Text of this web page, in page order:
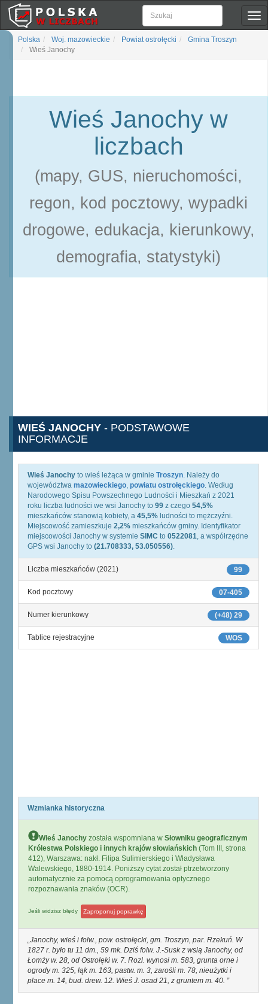
Polska Woj. mazowieckie Powiat ostrołęcki
Gmina Troszyn
Wieś Janochy
Wieś Janochy w
liczbach
(mapy, GUS, nieruchomości,
regon, kod pocztowy, wypadki
drogowe, edukacja, kierunkowy,
demografia, statystyki)
WIEŚ JANOCHY - PODSTAWOWE
INFORMACJE
Wieś Janochy to wieś leżąca w gminie Troszyn. Należy do
województwa mazowieckiego, powiatu ostrołęckiego. Według
Narodowego Spisu Powszechnego Ludności i Mieszkań z 2021
roku liczba ludności we wsi Janochy to 99 z czego 54,5%
mieszkańców stanowią kobiety, a 45,5% ludności to mężczyźni.
Miejscowość zamieszkuje 2,2% mieszkańców gminy. Identyfikator
miejscowości Janochy w systemie SIMC to 0522081, a współrzędne
GPS wsi Janochy to (21.708333, 53.050556).
99
Liczba mieszkańców (2021)
07-405
Kod pocztowy
(+48) 29
Numer kierunkowy
WOS
Tablice rejestracyjne
Wzmianka historyczna
Wieś Janochy została wspomniana w Słowniku geograficznym
Królestwa Polskiego i innych krajów słowiańskich (Tom III, strona
412), Warszawa: nakł. Filipa Sulimierskiego i Władysława
Walewskiego, 1880-1914. Poniższy cytat został ptrzetworzony
automatycznie za pomocą oprogramowania optycznego
rozpoznawania znaków (OCR).
Jeśli widzisz błędy Zaproponuj poprawkę
Janochy, wieś i folw., pow. ostrołęcki, gm. Troszyn, par. Rzekuń. W
1827 r. było tu 11 dm., 59 mk. Dziś folw. J.-Susk z wsią Janochy, od
Łomży w. 28, od Ostrołęki w. 7. Rozl. wynosi m. 583, grunta orne i
ogrody m. 325, łąk m. 163, pastw. m. 3, zarośli m. 78, nieużytki i
place m. 14, bud. drew. 12. Wieś J. osad 21, z gruntem m. 40.